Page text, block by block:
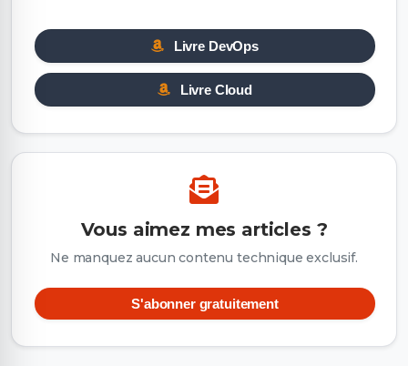
Livre DevOps
Livre Cloud
Vous aimez mes articles ?
Ne manquez aucun contenu technique exclusif.
S'abonner gratuitement